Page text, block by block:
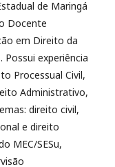
de Maringá
Docente
em Direito da
Possui experiência
Processual Civil,
Administrativo,
direito civil,
e direito
MEC/SESu,